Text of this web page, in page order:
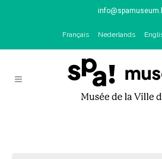
Français Nederlands